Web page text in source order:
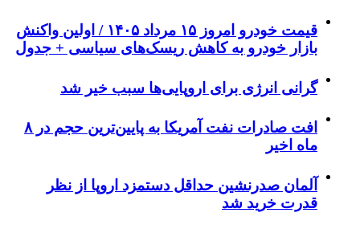
قیمت خودرو امروز ۱۵ مرداد ۱۴۰۵ / اولین واکنش
بازار خودرو به کاهش ریسک‌های سیاسی + جدول
گرانی انرژی برای اروپایی‌ها سبب خیر شد
افت صادرات نفت آمریکا به پایین‌ترین حجم در ۸
ماه اخیر
آلمان صدرنشین حداقل دستمزد اروپا از نظر
قدرت خرید شد